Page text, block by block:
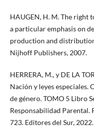
HAUGEN, H. M. The right
a particular emphasis on
production and
Nijhoff Publishers, 2007.
HERRERA, M., y DE LA
Nación y leyes especiales.
de género. TOMO 5 Libro
Responsabilidad Parental.
723. Editores del Sur, 2022.